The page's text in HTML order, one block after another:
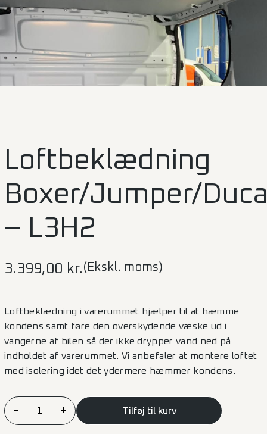
Loftbeklædning
Boxer/Jumper/
– L3H2
3.399,00 kr. (Ekskl. moms)
Loftbeklædning i varerummet hjælper til at hæmme
kondens samt føre den overskydende væske ud i
vangerne af bilen så der ikke drypper vand ned på
indholdet af varerummet. Vi anbefaler at montere loftet
med isolering idet det ydermere hæmmer kondens.
Loftbeklædning
Boxer/Jumper/Ducato/Movano
- + Tilføj til kurv